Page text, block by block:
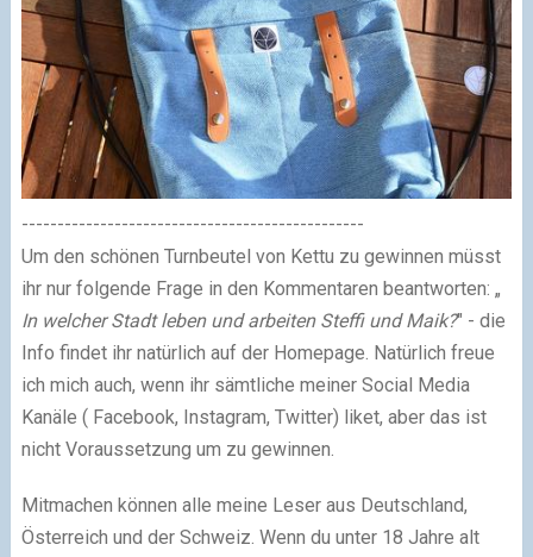
------------------------------------------------
Um den schönen Turnbeutel von Kettu zu gewinnen müsst
ihr nur folgende Frage in den Kommentaren beantworten: „
In welcher Stadt leben und arbeiten Steffi und Maik?" - die
Info findet ihr natürlich auf der Homepage. Natürlich freue
ich mich auch, wenn ihr sämtliche meiner Social Media
Kanäle ( Facebook, Instagram, Twitter) liket, aber das ist
nicht Voraussetzung um zu gewinnen.
Mitmachen können alle meine Leser aus Deutschland,
Österreich und der Schweiz. Wenn du unter 18 Jahre alt